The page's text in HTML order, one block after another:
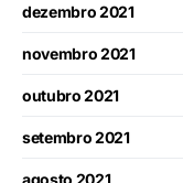
dezembro 2021
novembro 2021
outubro 2021
setembro 2021
agosto 2021